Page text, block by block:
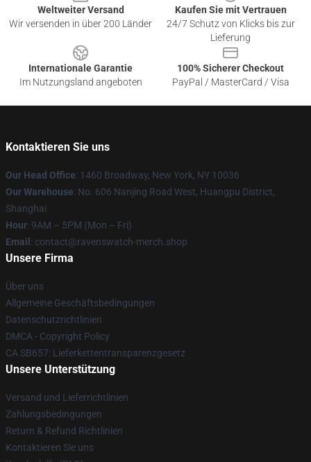
Weltweiter Versand
Wir versenden in über 200 Länder
Kaufen Sie mit Vertrauen
24/7 Schutz von Klicks bis zur
Lieferung
Internationale Garantie
Im Nutzungsland angeboten
100% Sicherer Checkout
PayPal / MasterCard / Visa
Kontaktieren Sie uns
Our Head Office: 1460 Broadway, New York, NY 10036
Our Warehouse: No. 606 Nanjing Road West, Huangpu District,
Shanghai
Hour: 9AM – 5PM (Mon – Fri)
Email : contact@ravenswatch-merch.shop
Unsere Firma
Über uns
Allgemeine Geschäftsbedingungen
Datenschutzrichtlinien
DMCA - Copyright Policy
CA SB657: Lieferkettentransparenzgesetz
Unsere Unterstützung
Versand und Lieferrichtlinien
Zahlungsbedingungen
Return & Refund Richtlinien
Kontaktieren Sie uns